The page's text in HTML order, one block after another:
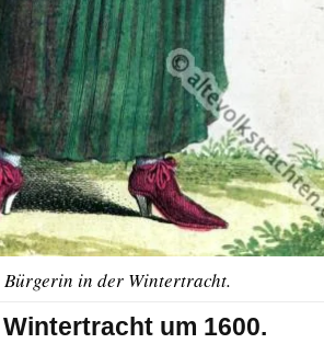
Bürgerin in der Wintertracht.
um 1600.